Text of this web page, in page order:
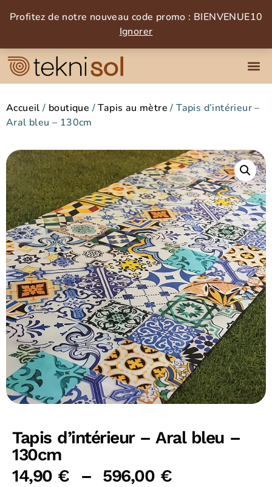
Profitez de notre nouveau code promo : BIENVENUE10
Ignorer
Accueil / boutique /Tapis au mètre / Tapis d’intérieur –
Aral bleu – 130cm
Tapis d’intérieur – Aral bleu –
130cm
14,90 € – 596,00 €